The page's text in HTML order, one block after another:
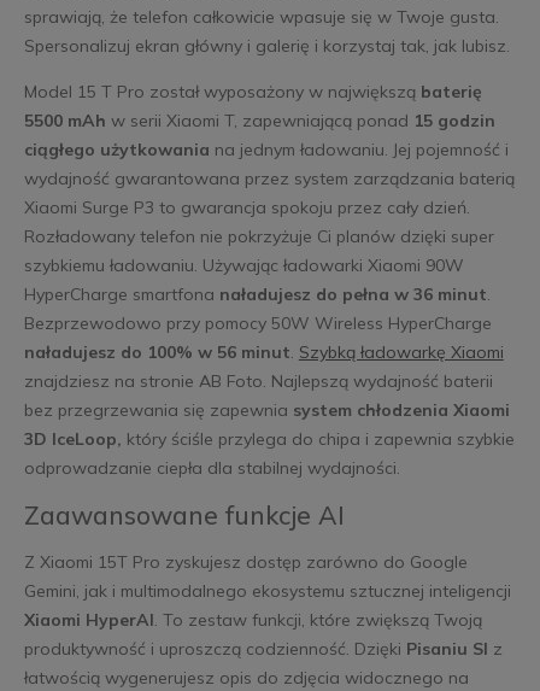
sprawiają, że telefon całkowicie wpasuje się w Twoje gusta.
Spersonalizuj ekran główny i galerię i korzystaj tak, jak lubisz.
Model 15 T Pro został wyposażony w największą baterię
5500 mAh w serii Xiaomi T, zapewniającą ponad 15 godzin
ciągłego użytkowania na jednym ładowaniu. Jej pojemność i
wydajność gwarantowana przez system zarządzania baterią
Xiaomi Surge P3 to gwarancja spokoju przez cały dzień.
Rozładowany telefon nie pokrzyżuje Ci planów dzięki super
szybkiemu ładowaniu. Używając ładowarki Xiaomi 90W
HyperCharge smartfona naładujesz do pełna w 36 minut.
Bezprzewodowo przy pomocy 50W Wireless HyperCharge
naładujesz do 100% w 56 minut. Szybką ładowarkę Xiaomi
znajdziesz na stronie AB Foto. Najlepszą wydajność baterii
bez przegrzewania się zapewnia system chłodzenia Xiaomi
3D IceLoop, który ściśle przylega do chipa i zapewnia szybkie
odprowadzanie ciepła dla stabilnej wydajności.
Zaawansowane funkcje AI
Z Xiaomi 15T Pro zyskujesz dostęp zarówno do Google
Gemini, jak i multimodalnego ekosystemu sztucznej inteligencji
Xiaomi HyperAI. To zestaw funkcji, które zwiększą Twoją
produktywność i uproszczą codzienność. Dzięki Pisaniu SI z
łatwością wygenerujesz opis do zdjęcia widocznego na